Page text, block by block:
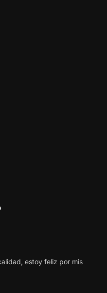
estoy feliz por mis